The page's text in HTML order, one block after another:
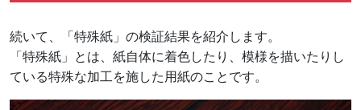
続いて、「特殊紙」の検証結果を紹介します。
「特殊紙」とは、紙自体に着色したり、模様を描いたりし
ている特殊な加工を施した用紙のことです。